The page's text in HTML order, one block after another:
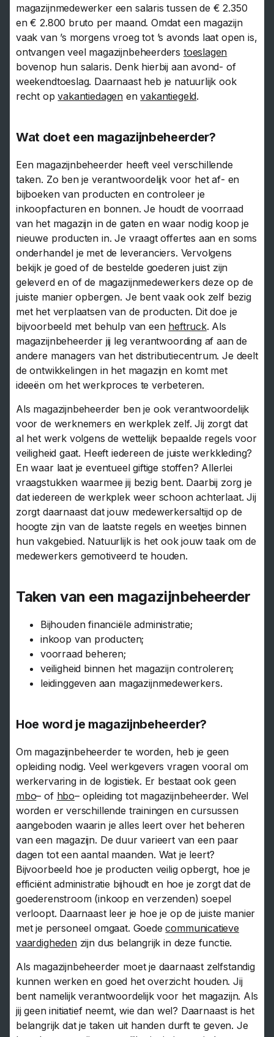
magazijnmedewerker een salaris tussen de € 2.350
en € 2.800 bruto per maand. Omdat een magazijn
vaak van ’s morgens vroeg tot ’s avonds laat open is,
ontvangen veel magazijnbeheerders toeslagen
bovenop hun salaris. Denk hierbij aan avond- of
weekendtoeslag. Daarnaast heb je natuurlijk ook
recht opvakantiedagen envakantiegeld.
Wat doet een magazijnbeheerder?
Een magazijnbeheerder heeft veel verschillende
taken. Zo ben je verantwoordelijk voor het af- en
bijboeken van producten en controleer je
inkoopfacturen en bonnen. Je houdt de voorraad
van het magazijn in de gaten en waar nodig koop je
nieuwe producten in. Je vraagt offertes aan en soms
onderhandel je met de leveranciers. Vervolgens
bekijk je goed of de bestelde goederen juist zijn
geleverd en of de magazijnmedewerkers deze op de
juiste manier opbergen. Je bent vaak ook zelf bezig
met het verplaatsen van de producten. Dit doe je
bijvoorbeeld met behulp van een heftruck. Als
magazijnbeheerder jij leg verantwoording af aan de
andere managers van het distributiecentrum. Je deelt
de ontwikkelingen in het magazijn en komt met
ideeën om het werkproces te verbeteren.
Als magazijnbeheerder ben je ook verantwoordelijk
voor de werknemers en werkplek zelf. Jij zorgt dat
al het werk volgens de wettelijk bepaalde regels voor
veiligheid gaat. Heeft iedereen de juiste werkkleding?
En waar laat je eventueel giftige stoffen? Allerlei
vraagstukken waarmee jij bezig bent. Daarbij zorg je
dat iedereen de werkplek weer schoon achterlaat. Jij
zorgt daarnaast dat jouw medewerkersaltijd op de
hoogte zijn van de laatste regels en weetjes binnen
hun vakgebied. Natuurlijk is het ook jouw taak om de
medewerkers gemotiveerd te houden.
Taken van een magazijnbeheerder
Bijhouden financiële administratie;
inkoop van producten;
voorraad beheren;
veiligheid binnen het magazijn controleren;
leidinggeven aan magazijnmedewerkers.
Hoe word je magazijnbeheerder?
Om magazijnbeheerder te worden, heb je geen
opleiding nodig. Veel werkgevers vragen vooral om
werkervaring in de logistiek. Er bestaat ook geen
mbo– of hbo– opleiding tot magazijnbeheerder. Wel
worden er verschillende trainingen en cursussen
aangeboden waarin je alles leert over het beheren
van een magazijn. De duur varieert van een paar
dagen tot een aantal maanden. Wat je leert?
Bijvoorbeeld hoe je producten veilig opbergt, hoe je
efficiënt administratie bijhoudt en hoe je zorgt dat de
goederenstroom (inkoop en verzenden) soepel
verloopt. Daarnaast leer je hoe je op de juiste manier
met je personeel omgaat. Goedecommunicatieve
vaardighedenzijn dus belangrijk in deze functie.
Als magazijnbeheerder moet je daarnaast zelfstandig
kunnen werken en goed het overzicht houden. Jij
bent namelijk verantwoordelijk voor het magazijn. Als
jij geen initiatief neemt, wie dan wel? Daarnaast is het
belangrijk dat je taken uit handen durft te geven. Je